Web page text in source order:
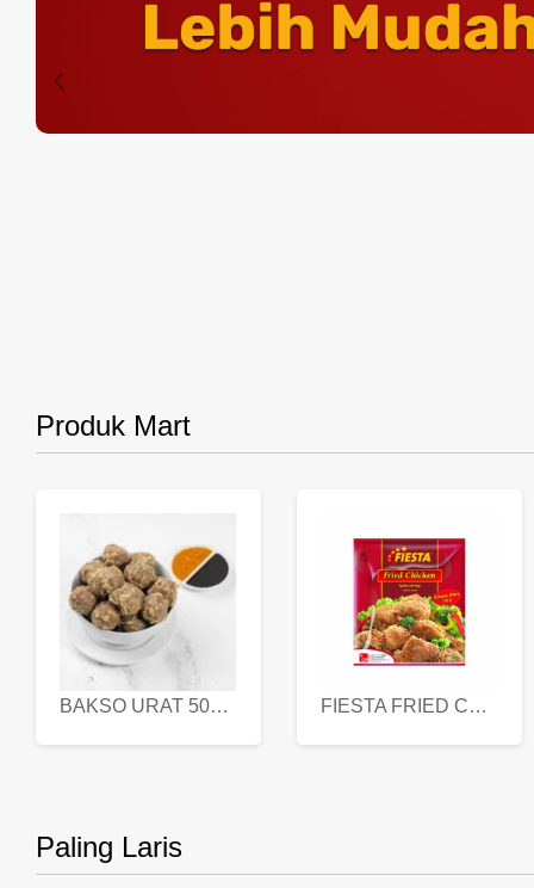
Produk Mart
BAKSO URAT 500 GR FIESTA FRIED CHICKEN 500 GR
Paling Laris